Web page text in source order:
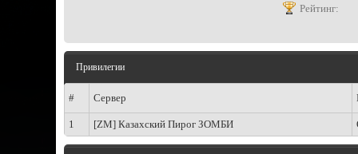
Рейтинг:
Привилегии
# Сервер
1 [ZM] Казахский Пирог ЗОМБИ